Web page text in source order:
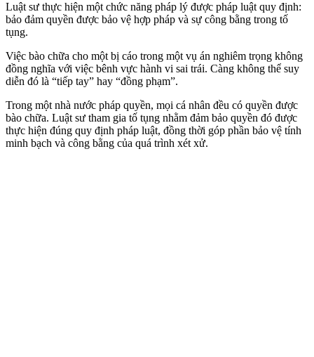
Luật sư thực hiện một chức năng pháp lý được pháp luật quy định:
bảo đảm quyền được bảo vệ hợp pháp và sự công bằng trong tố
tụng.
Việc bào chữa cho một bị cáo trong một vụ án nghiêm trọng không
đồng nghĩa với việc bênh vực hành vi sai trái. Càng không thể suy
diễn đó là “tiếp tay” hay “đồng phạm”.
Trong một nhà nước pháp quyền, mọi cá nhân đều có quyền được
bào chữa. Luật sư tham gia tố tụng nhằm đảm bảo quyền đó được
thực hiện đúng quy định pháp luật, đồng thời góp phần bảo vệ tính
minh bạch và công bằng của quá trình xét xử.